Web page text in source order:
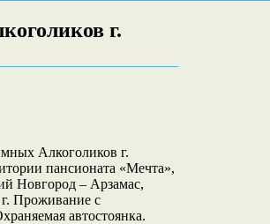
г.
Алкоголиков г.
пансионата «Мечта»,
Новгород – Арзамас,
г. Проживание с
автостоянка.